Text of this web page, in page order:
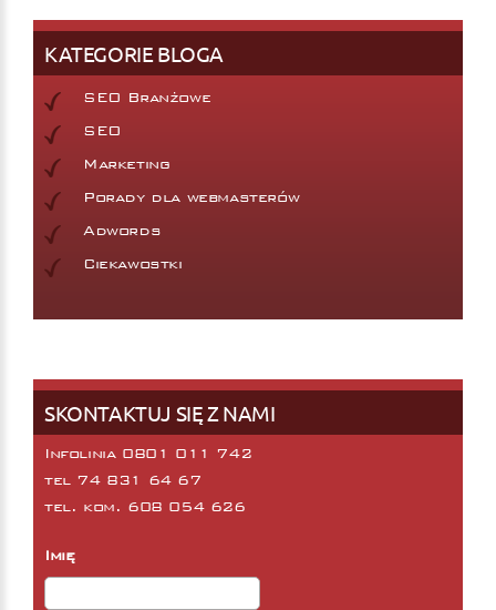
KATEGORIE BLOGA
SEO Branżowe
SEO
Marketing
Porady dla webmasterów
Adwords
Ciekawostki
SKONTAKTUJ SIĘ Z NAMI
Infolinia 0801 011 742
tel 74 831 64 67
tel. kom. 608 054 626
Imię